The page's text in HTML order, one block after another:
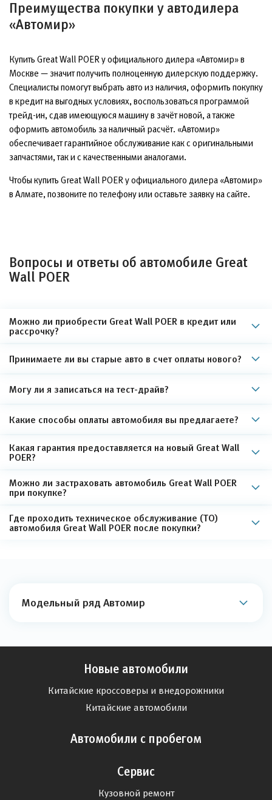
Преимущества покупки у автодилера
«Автомир»
Купить Great Wall POER у официального дилера «Автомир» в
Москве — значит получить полноценную дилерскую поддержку.
Специалисты помогут выбрать авто из наличия, оформить покупку
в кредит на выгодных условиях, воспользоваться программой
трейд-ин, сдав имеющуюся машину в зачёт новой, а также
оформить автомобиль за наличный расчёт. «Автомир»
обеспечивает гарантийное обслуживание как с оригинальными
запчастями, так и с качественными аналогами.
Чтобы купить Great Wall POER у официального дилера «Автомир»
в Алмате, позвоните по телефону или оставьте заявку на сайте.
Вопросы и ответы об автомобиле Great
Wall POER
Можно ли приобрести Great Wall POER в кредит или
рассрочку?
Принимаете ли вы старые авто в счет оплаты нового?
Могу ли я записаться на тест-драйв?
Какие способы оплаты автомобиля вы предлагаете?
Какая гарантия предоставляется на новый Great Wall
POER?
Можно ли застраховать автомобиль Great Wall POER
при покупке?
Где проходить техническое обслуживание (ТО)
автомобиля Great Wall POER после покупки?
Модельный ряд Автомир
Новые автомобили
Китайские кроссоверы и внедорожники
Китайские автомобили
Автомобили с пробегом
Сервис
Кузовной ремонт